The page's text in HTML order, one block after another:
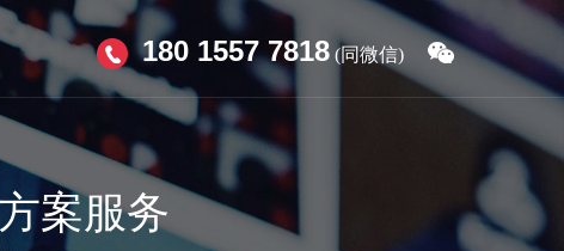
180 1557 7818 (同微信)
案服务